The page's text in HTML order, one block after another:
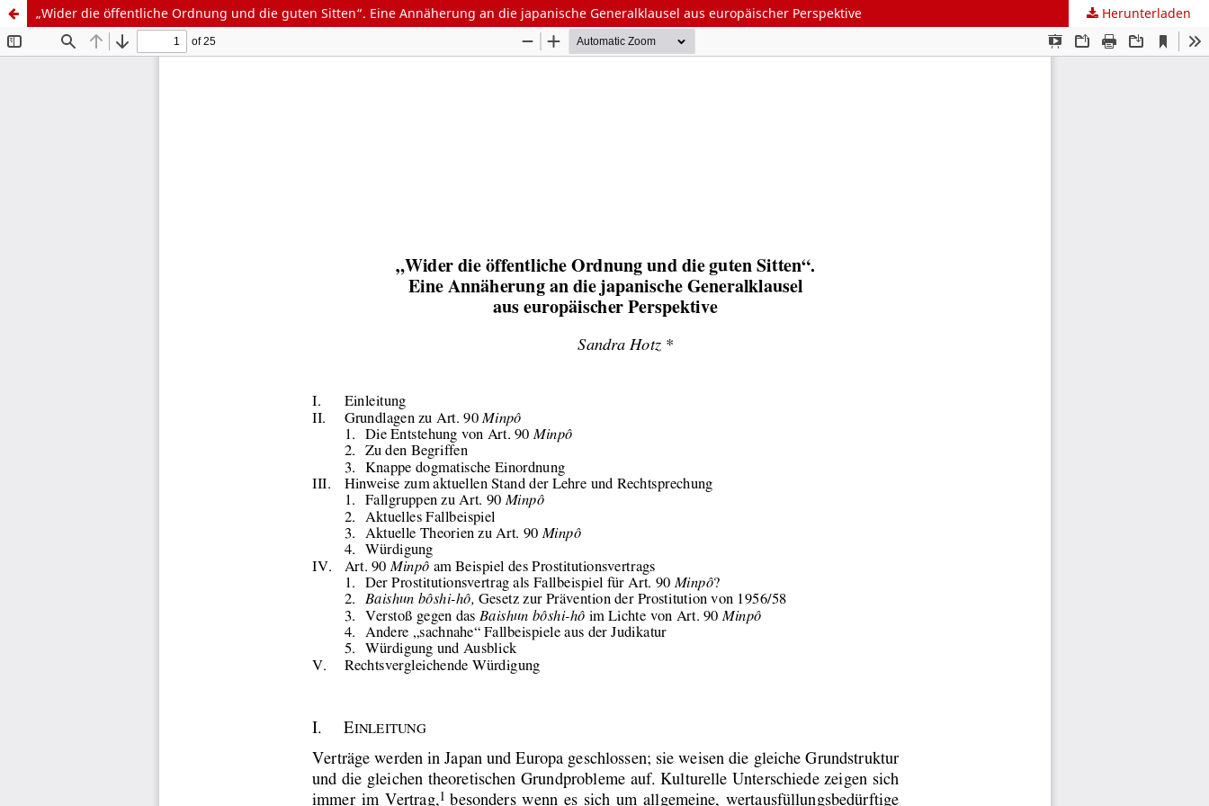
„Wider die öffentliche Ordnung und die guten Sitten“. Eine Annäherung an die japanische Generalklausel aus europäischer Perspektive Herunterladen